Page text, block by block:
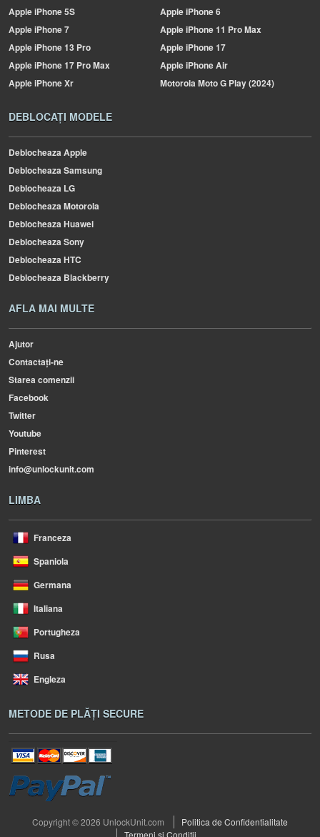
AppleiPhone 5S AppleiPhone 6
AppleiPhone 7 AppleiPhone 11 Pro Max
AppleiPhone 13 Pro AppleiPhone 17
AppleiPhone 17 Pro Max AppleiPhone Air
AppleiPhone Xr MotorolaMoto G Play (2024)
DEBLOCAȚI MODELE
Deblocheaza Apple
Deblocheaza Samsung
Deblocheaza LG
Deblocheaza Motorola
Deblocheaza Huawei
Deblocheaza Sony
Deblocheaza HTC
Deblocheaza Blackberry
AFLA MAI MULTE
Ajutor
Contactați-ne
Starea comenzii
Facebook
Twitter
Youtube
Pinterest
info@unlockunit.com
LIMBA
Franceza
Spaniola
Germana
Italiana
Portugheza
Rusa
Engleza
METODE DE PLĂȚI SECURE
Copyright © 2026 UnlockUnit.com
Politica de Confidentialitate
Termeni si Conditii